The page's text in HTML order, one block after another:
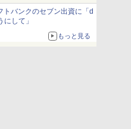
トバンクのセブン出資に「d
して」
もっと見る